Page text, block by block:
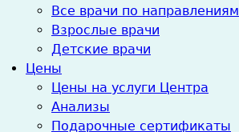
Все врачи по направлениям
Взрослые врачи
Детские врачи
Цены
Цены на услуги Центра
Анализы
Подарочные сертификаты